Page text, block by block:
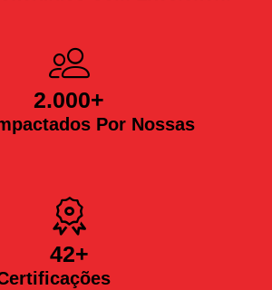
Por Nossas
2.000+
42+